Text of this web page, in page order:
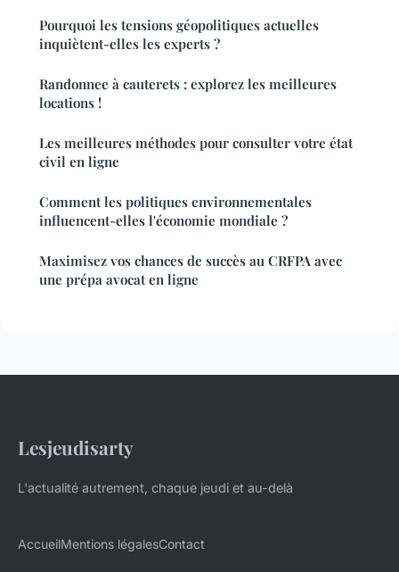
Pourquoi les tensions géopolitiques actuelles
inquiètent-elles les experts ?
Randonnee à cauterets : explorez les meilleures
locations !
Les meilleures méthodes pour consulter votre état
civil en ligne
Comment les politiques environnementales
influencent-elles l'économie mondiale ?
Maximisez vos chances de succès au CRFPA avec
une prépa avocat en ligne
Lesjeudisarty
L'actualité autrement, chaque jeudi et au-delà
AccueilMentions légalesContact